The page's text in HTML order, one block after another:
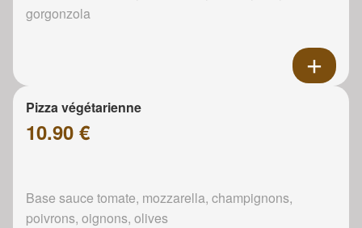
gorgonzola
Pizza végétarienne
10.90 €
Base sauce tomate, mozzarella, champignons,
poivrons, oignons, olives